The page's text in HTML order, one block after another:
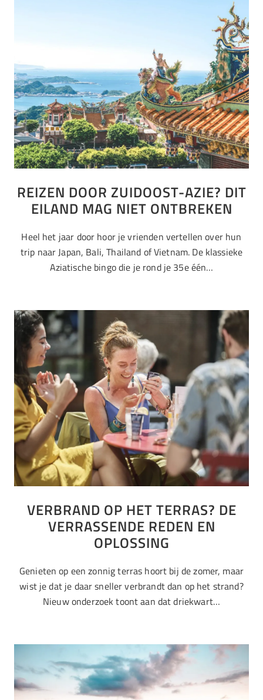
REIZEN DOOR ZUIDOOST-AZIE? DIT
EILAND MAG NIET ONTBREKEN
Heel het jaar door hoor je vrienden vertellen over hun
trip naar Japan, Bali, Thailand of Vietnam. De klassieke
Aziatische bingo die je rond je 35e één…
VERBRAND OP HET TERRAS? DE
VERRASSENDE REDEN EN
OPLOSSING
Genieten op een zonnig terras hoort bij de zomer, maar
wist je dat je daar sneller verbrandt dan op het strand?
Nieuw onderzoek toont aan dat driekwart…